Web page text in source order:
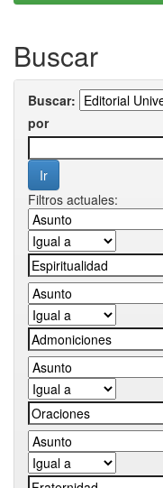
Buscar
Buscar:
por
Filtros actuales: